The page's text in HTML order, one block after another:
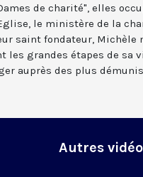
de charité", elles
le ministère de la
saint fondateur, Michèle
les grandes étapes de sa
auprès des plus
Autres